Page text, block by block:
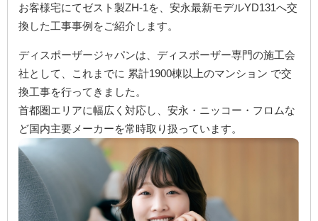
お客様宅にてゼスト製ZH-1を、安永最新モデルYD131へ交
換した工事事例をご紹介します。
ディスポーザージャパンは、ディスポーザー専門の施工会
社として、これまでに 累計1900棟以上のマンション で交
換工事を行ってきました。
首都圏エリアに幅広く対応し、安永・ニッコー・フロムな
ど国内主要メーカーを常時取り扱っています。